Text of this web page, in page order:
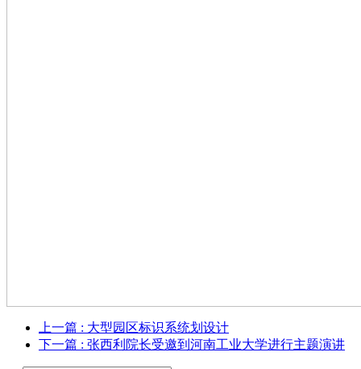
上一篇 : 大型园区标识系统划设计
下一篇 : 张西利院长受邀到河南工业大学进行主题演讲